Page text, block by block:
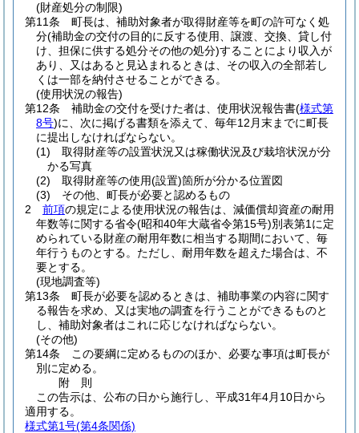
(財産処分の制限)
第11条
町長は、補助対象者が取得財産等を町の許可なく処
分(補助金の交付の目的に反する使用、譲渡、交換、貸し付
け、担保に供する処分その他の処分)することにより収入が
あり、又はあると見込まれるときは、その収入の全部若し
くは一部を納付させることができる。
(使用状況の報告)
第12条
補助金の交付を受けた者は、使用状況報告書(様式第
8号)に、次に掲げる書類を添えて、毎年12月末までに町長
に提出しなければならない。
(1)
取得財産等の設置状況又は稼働状況及び栽培状況が分
かる写真
(2)
取得財産等の使用(設置)箇所が分かる位置図
(3)
その他、町長が必要と認めるもの
2
前項の規定による使用状況の報告は、減価償却資産の耐用
年数等に関する省令(昭和40年大蔵省令第15号)別表第1に定
められている財産の耐用年数に相当する期間において、毎
年行うものとする。 ただし、耐用年数を超えた場合は、不
要とする。
(現地調査等)
第13条
町長が必要を認めるときは、補助事業の内容に関す
る報告を求め、又は実地の調査を行うことができるものと
し、補助対象者はこれに応じなければならない。
(その他)
第14条
この要綱に定めるもののほか、必要な事項は町長が
別に定める。
附 則
この告示は、公布の日から施行し、平成31年4月10日から
適用する。
様式第1号(第4条関係)